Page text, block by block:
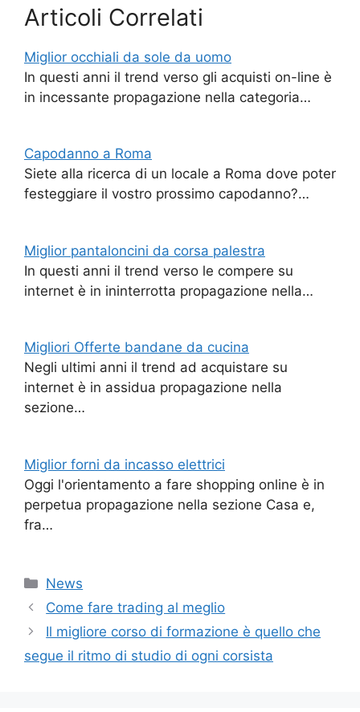
Articoli Correlati
Miglior occhiali da sole da uomo
In questi anni il trend verso gli acquisti on-line è
in incessante propagazione nella categoria…
Capodanno a Roma
Siete alla ricerca di un locale a Roma dove poter
festeggiare il vostro prossimo capodanno?…
Miglior pantaloncini da corsa palestra
In questi anni il trend verso le compere su
internet è in ininterrotta propagazione nella…
Migliori Offerte bandane da cucina
Negli ultimi anni il trend ad acquistare su
internet è in assidua propagazione nella
sezione…
Miglior forni da incasso elettrici
Oggi l'orientamento a fare shopping online è in
perpetua propagazione nella sezione Casa e,
fra…
Categorie
News
Come fare trading al meglio
Il migliore corso di formazione è quello che
segue il ritmo di studio di ogni corsista